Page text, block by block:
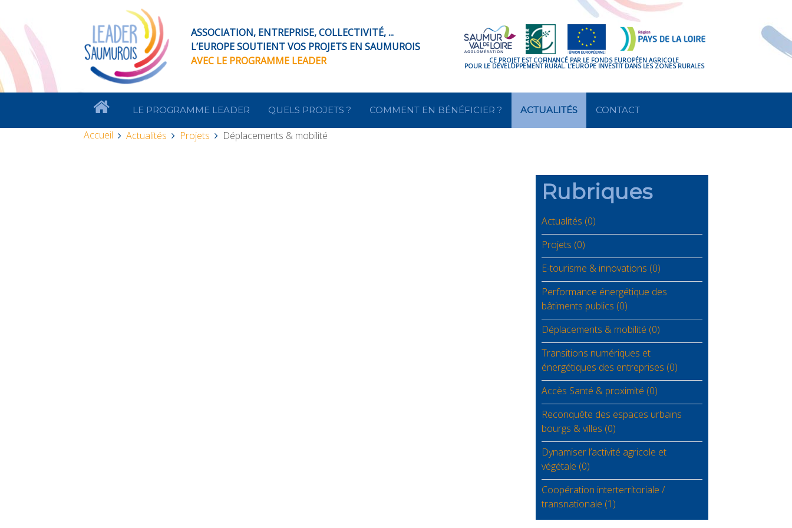
ASSOCIATION, ENTREPRISE, COLLECTIVITÉ, ...
L’EUROPE SOUTIENT VOS PROJETS EN SAUMUROIS
AVEC LE PROGRAMME LEADER
CE PROJET EST COFINANCÉ PAR LE FONDS EUROPÉEN AGRICOLE
POUR LE DÉVELOPPEMENT RURAL. L’EUROPE INVESTIT DANS LES ZONES RURALES
LE PROGRAMME LEADER QUELS PROJETS ? COMMENT EN BÉNÉFICIER ? ACTUALITÉS CONTACT
Accueil Actualités Projets Déplacements & mobilité
Rubriques
Actualités (0)
Projets (0)
E-tourisme & innovations (0)
Performance énergétique des
bâtiments publics (0)
Déplacements & mobilité (0)
Transitions numériques et
énergétiques des entreprises (0)
Accès Santé & proximité (0)
Reconquête des espaces urbains
bourgs & villes (0)
Dynamiser l’activité agricole et
végétale (0)
Coopération interterritoriale /
transnationale (1)